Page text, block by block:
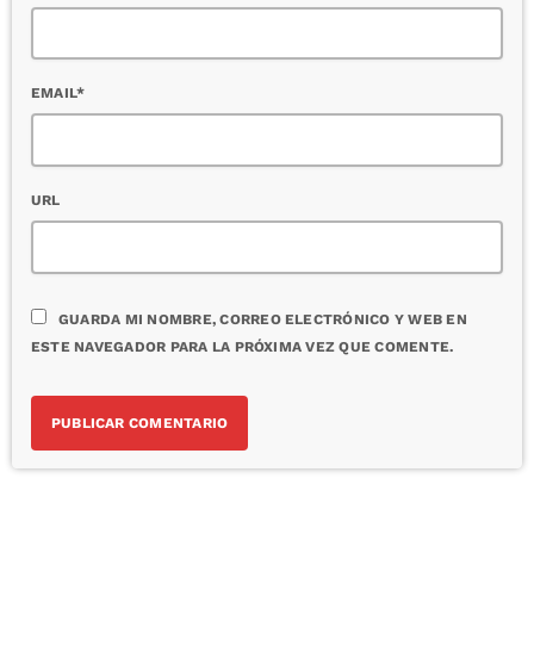
EMAIL*
URL
GUARDA MI NOMBRE, CORREO ELECTRÓNICO Y WEB EN
ESTE NAVEGADOR PARA LA PRÓXIMA VEZ QUE COMENTE.